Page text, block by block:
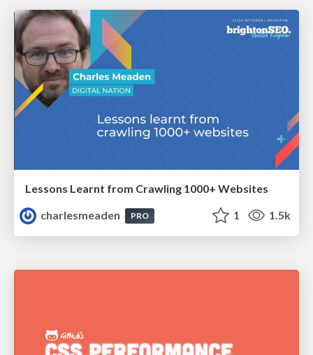
Lessons Learnt from Crawling 1000+ Websites
charlesmeaden
PRO 1 1.5k